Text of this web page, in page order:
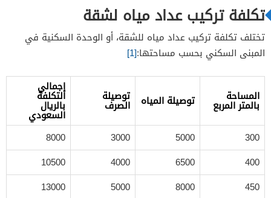
تكلفة تركيب عداد مياه لشقة
تختلف تكلفة تركيب عداد مياه للشقة، أو الوحدة السكنية في
المبنى السكني بحسب مساحتها:[1]
المساحة
بالمتر المربع توصيلة المياه توصيلة
الصرف
إجمالي
التكلفة
بالريال
السعودي
300
5000
3000
8000
400
6500
4000
10500
450
8000
5000
13000